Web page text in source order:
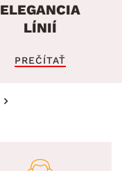
ELEGANCIA
LÍNIÍ
PREČÍTAŤ